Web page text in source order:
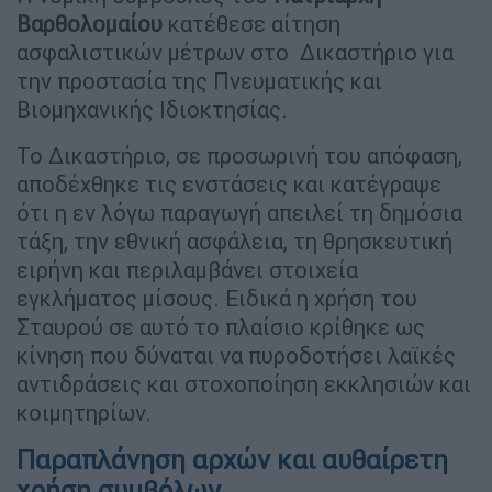
Βαρθολομαίου κατέθεσε αίτηση
ασφαλιστικών μέτρων στο Δικαστήριο για
την προστασία της Πνευματικής και
Βιομηχανικής Ιδιοκτησίας.
Το Δικαστήριο, σε προσωρινή του απόφαση,
αποδέχθηκε τις ενστάσεις και κατέγραψε
ότι η εν λόγω παραγωγή απειλεί τη δημόσια
τάξη, την εθνική ασφάλεια, τη θρησκευτική
ειρήνη και περιλαμβάνει στοιχεία
εγκλήματος μίσους. Ειδικά η χρήση του
Σταυρού σε αυτό το πλαίσιο κρίθηκε ως
κίνηση που δύναται να πυροδοτήσει λαϊκές
αντιδράσεις και στοχοποίηση εκκλησιών και
κοιμητηρίων.
Παραπλάνηση αρχών και αυθαίρετη